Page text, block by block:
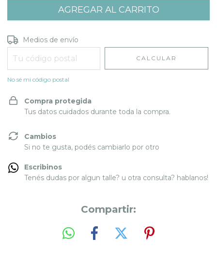
Entregas para el CP:
Medios de envío
CALCULAR
No sé mi código postal
Compra protegida
Tus datos cuidados durante toda la compra.
Cambios
Si no te gusta, podés cambiarlo por otro
Escribinos
Tenés dudas por algun talle? u otra consulta? hablanos!
Compartir: